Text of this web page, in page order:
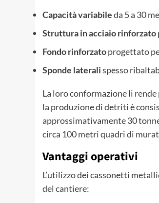
Capacità variabileda 5 a 30
Struttura in acciaio rinforzato
Fondo rinforzatoprogettato
Sponde lateralispesso
La loro conformazione li
la produzione di detriti è
approssimativamente 30
circa 100 metri quadri di
Vantaggi operativi
L’utilizzo dei cassonetti
del cantiere: